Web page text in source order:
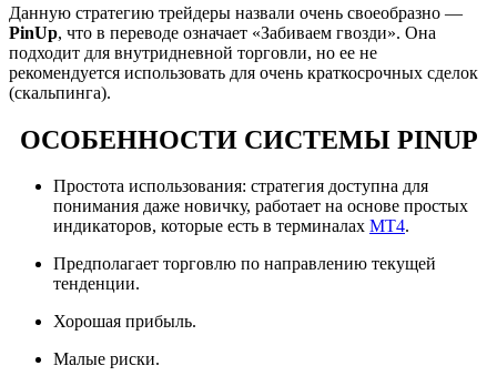
Данную стратегию трейдеры назвали очень своеобразно —
PinUp, что в переводе означает «Забиваем гвозди». Она
подходит для внутридневной торговли, но ее не
рекомендуется использовать для очень краткосрочных сделок
(скальпинга).
ОСОБЕННОСТИ СИСТЕМЫ PINUP
Простота использования: стратегия доступна для
понимания даже новичку, работает на основе простых
индикаторов, которые есть в терминалах МТ4.
Предполагает торговлю по направлению текущей
тенденции.
Хорошая прибыль.
Малые риски.